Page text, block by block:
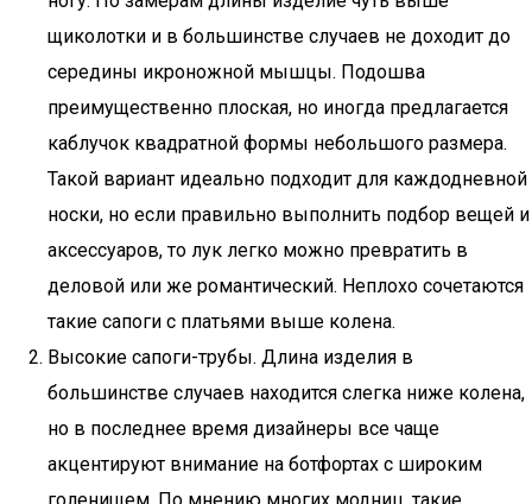
щиколотки и в большинстве случаев не доходит до
середины икроножной мышцы. Подошва
преимущественно плоская, но иногда предлагается
каблучок квадратной формы небольшого размера.
Такой вариант идеально подходит для каждодневной
носки, но если правильно выполнить подбор вещей и
аксессуаров, то лук легко можно превратить в
деловой или же романтический. Неплохо сочетаются
такие сапоги с платьями выше колена.
Высокие сапоги-трубы. Длина изделия в
большинстве случаев находится слегка ниже колена,
но в последнее время дизайнеры все чаще
акцентируют внимание на ботфортах с широким